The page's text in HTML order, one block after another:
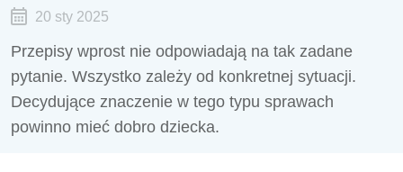
20 sty 2025
Przepisy wprost nie odpowiadają na tak zadane
pytanie. Wszystko zależy od konkretnej sytuacji.
Decydujące znaczenie w tego typu sprawach
powinno mieć dobro dziecka.